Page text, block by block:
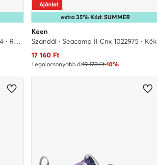
Szandál · Seacamp II Cnx 1022994 · Rózsaszín
extra 35% Kód: SUMMER
Ajánlat
Keen
Szandál · Seacamp II Cnx 1022975 · Kék
Aktuális ár
17 160Ft
Legalacsonyabb ár19 170 Ft-10%